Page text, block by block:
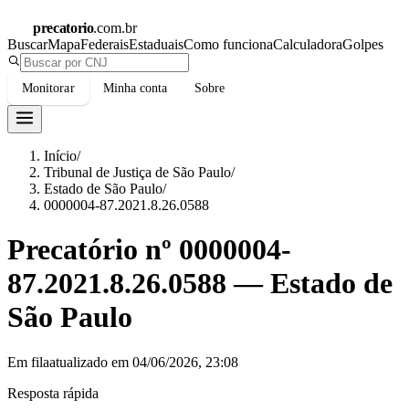
precatorio.com.br
BuscarMapaFederaisEstaduaisComo funcionaCalculadoraGolpes
Monitorar Minha conta Sobre
Início/
Tribunal de Justiça de São Paulo/
Estado de São Paulo/
0000004-87.2021.8.26.0588
Precatório nº 0000004-
87.2021.8.26.0588 —Estado de
São Paulo
Em filaatualizado em 04/06/2026, 23:08
Resposta rápida